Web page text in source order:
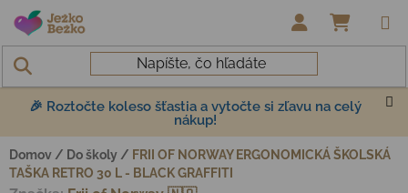
Prejsť na obsah
🎉 Roztočte koleso šťastia a vytočte si zľavu na celý
nákup!
Domov / Do školy / FRII OF NORWAY ERGONOMICKÁ ŠKOLSKÁ
TAŠKA RETRO 30 L - BLACK GRAFFITI